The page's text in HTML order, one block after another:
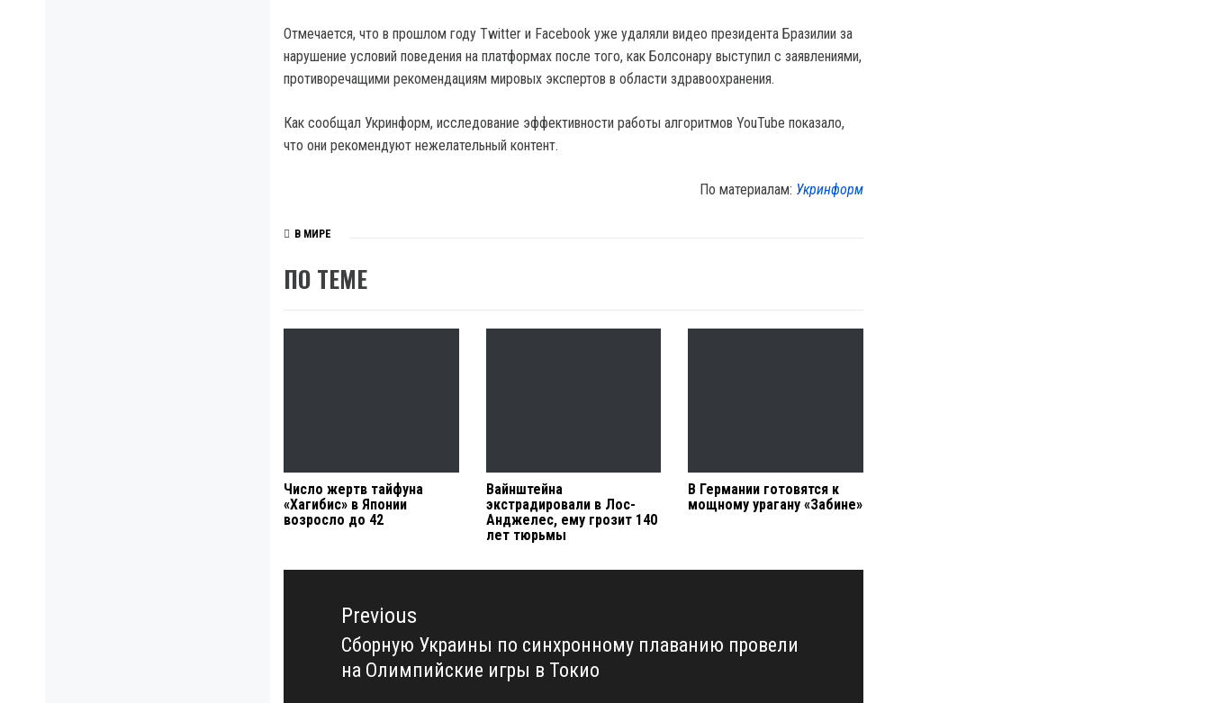
Отмечается, что в прошлом году Twitter и Facebook уже удаляли видео президента Бразилии за
нарушение условий поведения на платформах после того, как Болсонару выступил с заявлениями,
противоречащими рекомендациям мировых экспертов в области здравоохранения.
Как сообщал Укринформ, исследование эффективности работы алгоритмов YouTube показало,
что они рекомендуют нежелательный контент.
По материалам: Укринформ
В МИРЕ
ПО ТЕМЕ
Число жертв тайфуна
«Хагибис» в Японии
возросло до 42
Вайнштейна
экстрадировали в Лос-
Анджелес, ему грозит 140
лет тюрьмы
В Германии готовятся к
мощному урагану «Забине»
Навигация
записямPrevious
Previous
post:
Сборную Украины по синхронному плаванию провели
на Олимпийские игры в Токио